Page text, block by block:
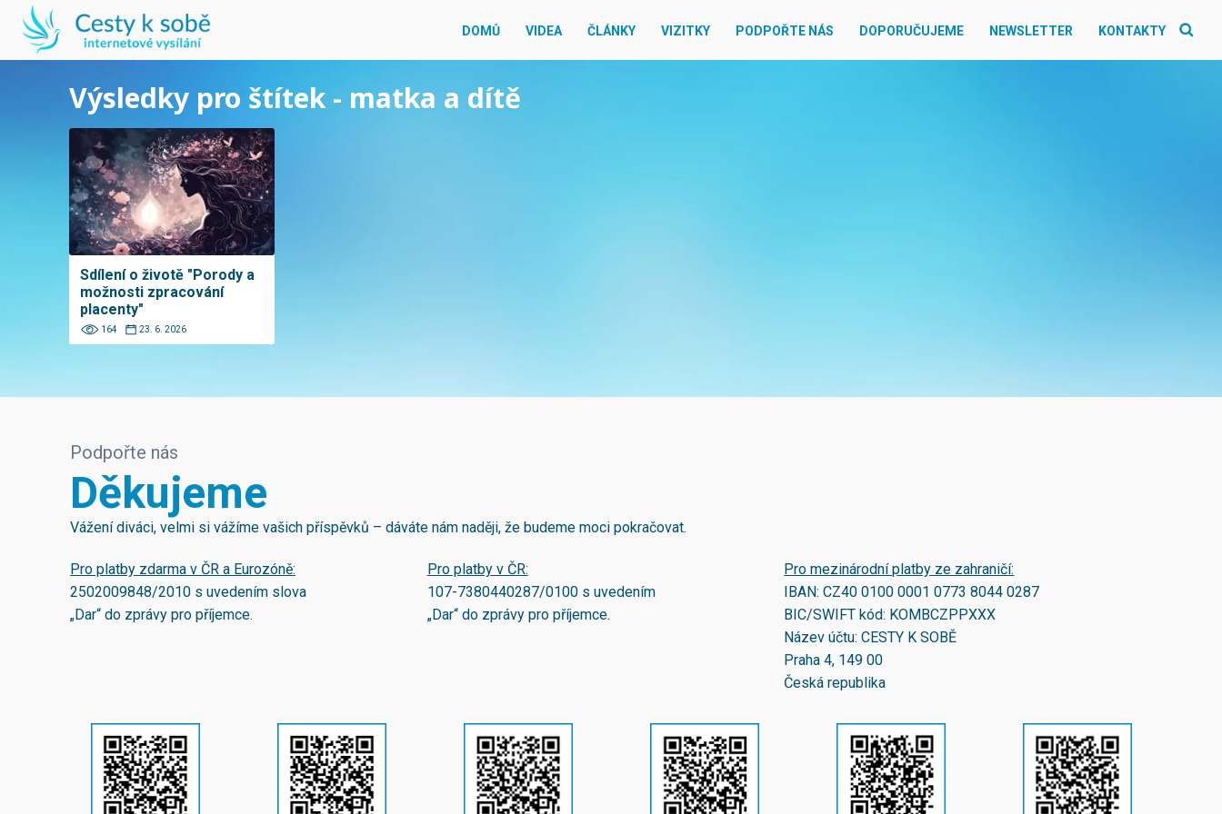
DOMŮ VIDEA ČLÁNKY VIZITKY PODPOŘTE NÁS DOPORUČUJEME NEWSLETTER KONTAKTY
Výsledky pro štítek - matka a dítě
Sdílení o životě "Porody a
možnosti zpracování
placenty"
164 23. 6. 2026
Podpořte nás
Děkujeme
Vážení diváci, velmi si vážíme vašich příspěvků – dáváte nám naději, že budeme moci pokračovat.
Pro platby zdarma v ČR a Eurozóně:
2502009848/2010 s uvedením slova
„Dar“ do zprávy pro příjemce.
Pro platby v ČR:
107-7380440287/0100s uvedením
„Dar“ do zprávy pro příjemce.
Pro mezinárodní platby ze zahraničí:
IBAN:CZ40 0100 0001 0773 8044 0287
BIC/SWIFT kód: KOMBCZPPXXX
Název účtu: CESTY K SOBĚ
Praha 4, 149 00
Česká republika